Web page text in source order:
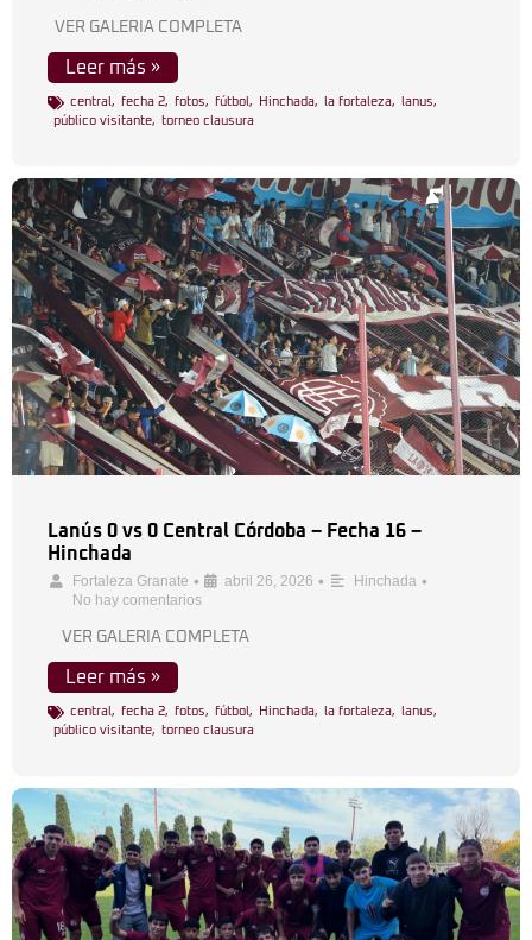
VER GALERIA COMPLETA
Leer más »
central , fecha 2, fotos, fútbol , Hinchada, la fortaleza, lanus,
público visitante, torneo clausura
Lanús 0 vs 0 Central Córdoba – Fecha 16 –
Hinchada
Fortaleza Granate • abril 26, 2026 • Hinchada •
No hay comentarios
VER GALERIA COMPLETA
Leer más »
central , fecha 2, fotos, fútbol , Hinchada, la fortaleza, lanus,
público visitante, torneo clausura